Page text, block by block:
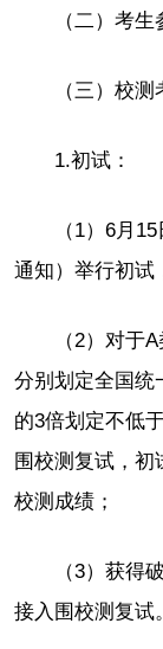
（二）考
（三）校测
1.初试：
（1）6月
通知）举行初试
（2）对于
分别划定全国统
的3倍划定不低
围校测复试，
校测成绩；
（3）获得
接入围校测复试。